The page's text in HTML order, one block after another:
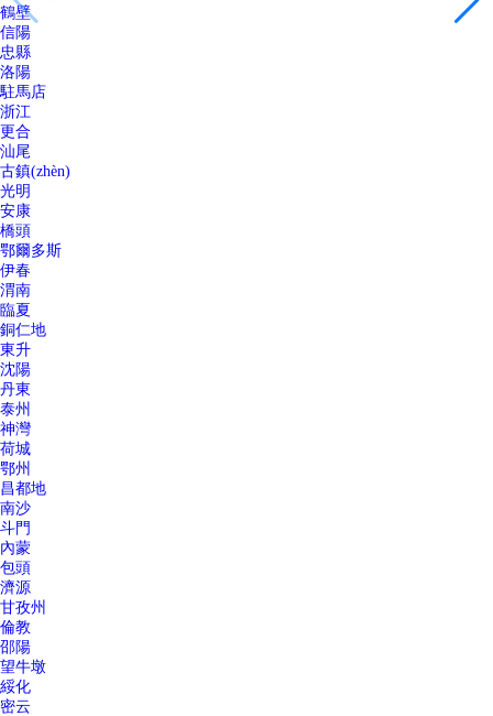
鶴壁
信陽
忠縣
洛陽
駐馬店
浙江
更合
汕尾
古鎮(zhèn)
光明
安康
橋頭
鄂爾多斯
伊春
渭南
臨夏
銅仁地
東升
沈陽
丹東
泰州
神灣
荷城
鄂州
昌都地
南沙
斗門
內蒙
包頭
濟源
甘孜州
倫教
邵陽
望牛墩
綏化
密云